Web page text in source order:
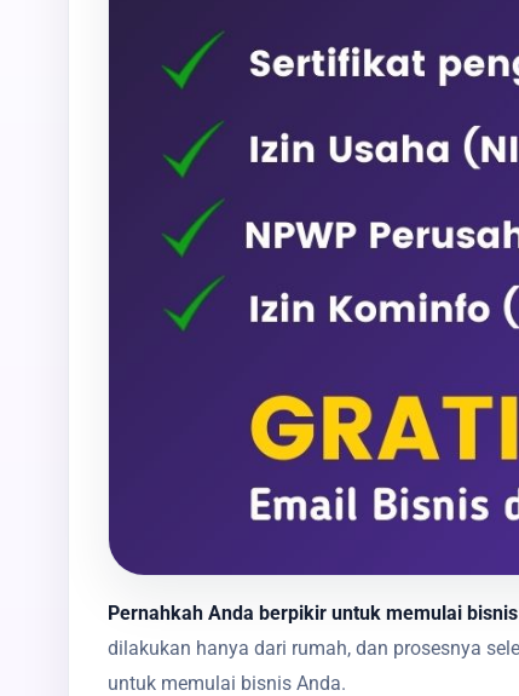
Pernahkah Anda berpikir untuk memulai
dilakukan hanya dari rumah, dan prosesnya
untuk memulai bisnis Anda.